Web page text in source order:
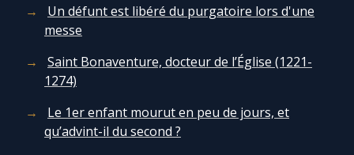
Un défunt est libéré du purgatoire lors d'une
messe
Saint Bonaventure, docteur de l’Église (1221-
1274)
Le 1er enfant mourut en peu de jours, et
qu’advint-il du second ?